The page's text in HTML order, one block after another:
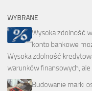
WYBRANE
Wysoka zdolność
konto bankowe
Wysoka zdolność
warunków finansowych, ale
Budowanie marki